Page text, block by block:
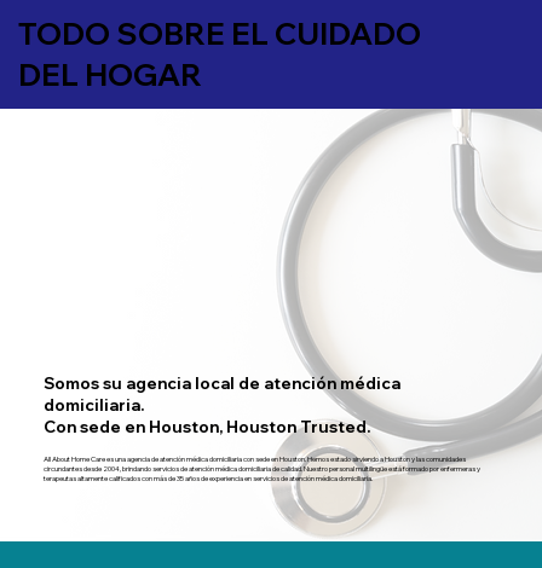
TODO SOBRE EL CUIDADO
DEL HOGAR
Somos su agencia local de atención médica
domiciliaria.
Con sede en Houston, Houston Trusted.
All About Home Care es una agencia de atención médica domiciliaria con sede en Houston. Hemos estado sirviendo a Houston y las comunidades
circundantes desde 2004, brindando servicios de atención médica domiciliaria de calidad. Nuestro personal multilingüe está formado por enfermeras y
terapeutas altamente calificados con más de 35 años de experiencia en servicios de atención médica domiciliaria.